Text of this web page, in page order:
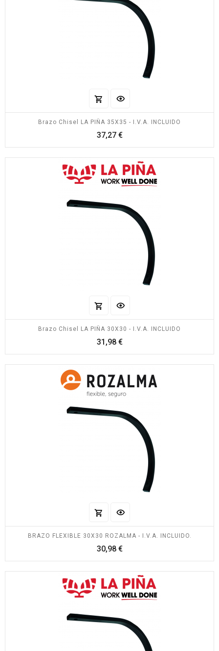
Brazo Chisel LA PIÑA 35X35 - I.V.A. INCLUIDO
37,27 €Precio
Brazo Chisel LA PIÑA 30X30 - I.V.A. INCLUIDO
31,98 €Precio
BRAZO FLEXIBLE 30X30 ROZALMA - I.V.A. INCLUIDO.
30,98 €Precio